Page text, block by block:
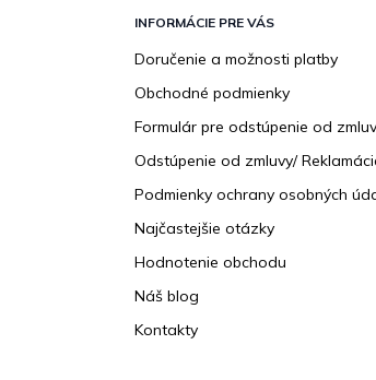
INFORMÁCIE PRE VÁS
Doručenie a možnosti platby
Obchodné podmienky
Formulár pre odstúpenie od
Odstúpenie od zmluvy/
Podmienky ochrany osobných
Najčastejšie otázky
Hodnotenie obchodu
Náš blog
Kontakty